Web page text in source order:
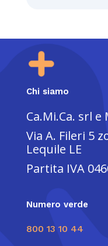
Chi siamo
Ca.Mi.Ca. srl
Via A. Fileri 5
Lequile LE
Partita IVA
Numero verde
800 13 10 44